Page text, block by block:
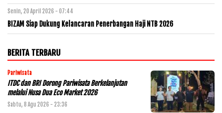
Senin, 20 April 2026 - 07:44
BIZAM Siap Dukung Kelancaran Penerbangan Haji NTB 2026
BERITA TERBARU
Pariwisata
ITDC dan BRI Dorong Pariwisata Berkelanjutan
melalui Nusa Dua Eco Market 2026
Sabtu, 8 Agu 2026 - 23:36